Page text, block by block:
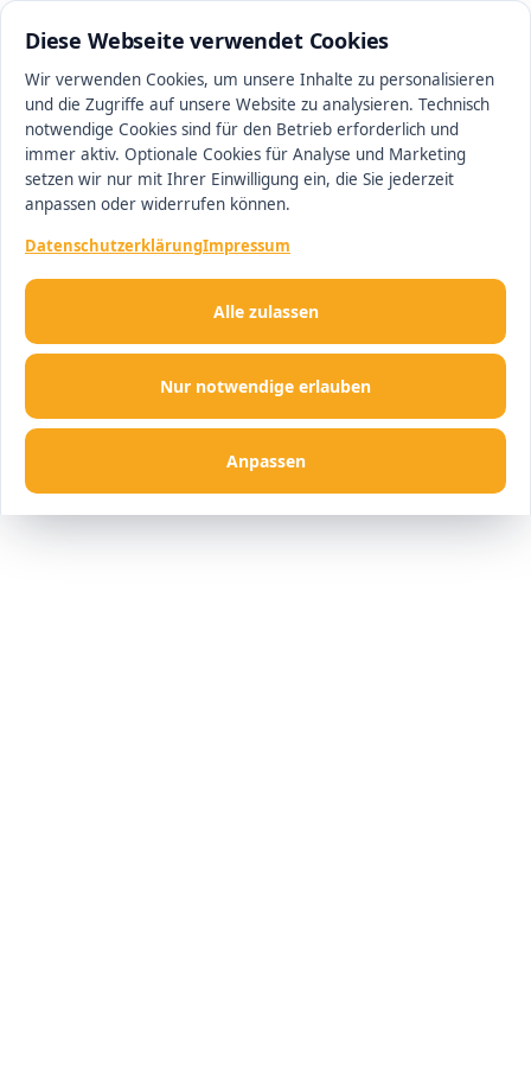
Diese Webseite verwendet Cookies
Wir verwenden Cookies, um unsere Inhalte zu personalisieren
und die Zugriffe auf unsere Website zu analysieren. Technisch
notwendige Cookies sind für den Betrieb erforderlich und
immer aktiv. Optionale Cookies für Analyse und Marketing
setzen wir nur mit Ihrer Einwilligung ein, die Sie jederzeit
anpassen oder widerrufen können.
DatenschutzerklärungImpressum
Nur notwendige erlauben
Anpassen
Alle zulassen